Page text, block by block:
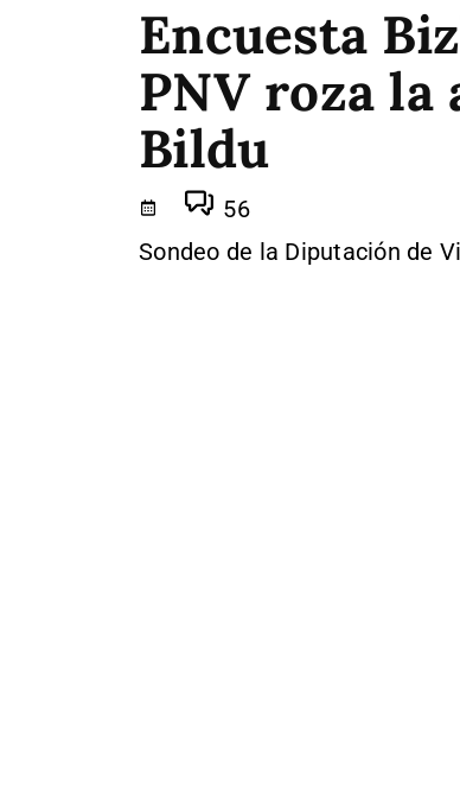
Encuesta
PNV roza la
Bildu
56
Sondeo de la Diputación de